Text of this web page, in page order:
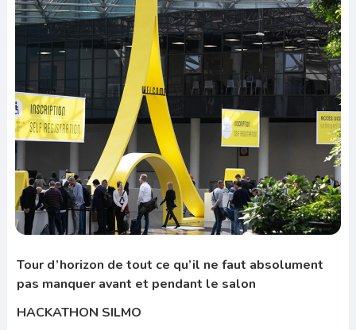
Tour d’horizon de tout ce qu’il ne faut absolument
pas manquer avant et pendant le salon
HACKATHON SILMO